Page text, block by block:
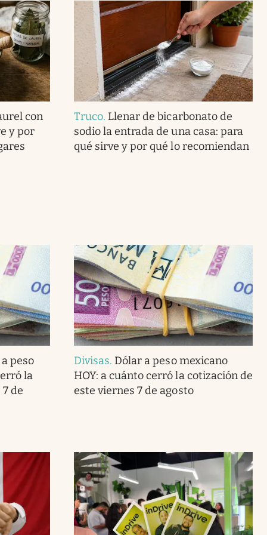
con
y por
Truco. Llenar de bicarbonato de
sodio la entrada de una casa: para
qué sirve y por qué lo recomiendan
peso
la
de
Divisas. Dólar a peso mexicano
HOY: a cuánto cerró la cotización de
este viernes 7 de agosto